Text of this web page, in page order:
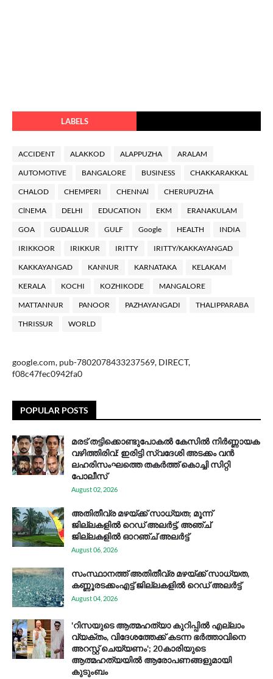
LABELS
ACCIDENT ALAKKOD ALAPPUZHA ARALAM
AUTOMOTIVE BANGALORE BUSINESS CHAKKARAKKAL
CHALOD CHEMPERI CHENNAl CHERUPUZHA
ClNEMA DELHI EDUCATION EKM ERANAKULAM
GOA GUDALLUR GULF Google HEALTH INDIA
IRIKKOOR IRIKKUR IRITTY IRITTY/KAKKAYANGAD
KAKKAYANGAD KANNUR KARNATAKA KELAKAM
KERALA KOCHI KOZHIKODE MANGALORE
MATTANNUR PANOOR PAZHAYANGADI THALIPPARABA
THRISSUR WORLD
google.com, pub-7802078433237569, DIRECT,
f08c47fec0942fa0
POPULAR POSTS
മരട് തട്ടിക്കൊണ്ടുപോകൽ കേസിൽ നിർണ്ണായക
വഴിത്തിരിവ്: ഇരിട്ടി സ്വദേശി അടക്കം വൻ
ലഹരിസംഘത്തെ തകർത്ത് കൊച്ചി സിറ്റി
പോലീസ്
August 02, 2026
അതിതീവ്ര മഴയ്ക്ക് സാധ്യത; മൂന്ന്
ജില്ലകളിൽ റെഡ് അലർട്ട്, അഞ്ച്
ജില്ലകളിൽ ഓറഞ്ച് അലർട്ട്
August 06, 2026
സം​സ്ഥാ​ന​ത്ത് അ​തി​തീ​വ്ര മ​ഴ​യ്ക്ക് സാ​ധ്യ​ത,
കണ്ണൂരടക്കംഎ​ട്ട് ജി​ല്ല​ക​ളി​ൽ റെ​ഡ് അ​ലർ​ട്ട്
August 04, 2026
'റിസയുടെ ആത്മഹത്യാ കുറിപ്പിൽ എല്ലാം
വ്യക്തം, വിദേശത്തേക്ക് കടന്ന ഭർത്താവിനെ
അറസ്റ്റ് ചെയ്യണം'; 20കാരിയുടെ
ആത്മഹത്യയിൽ ആരോപണങ്ങളുമായി
കുടുംബം